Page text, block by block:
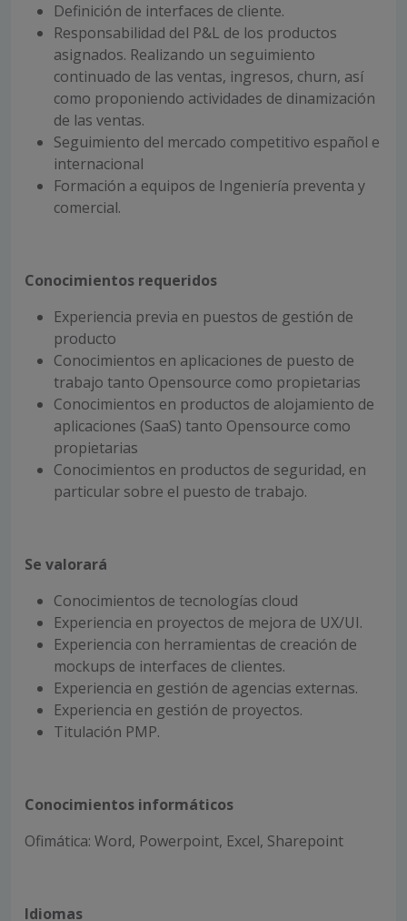
Definición de interfaces de cliente.
Responsabilidad del P&L de los productos
asignados. Realizando un seguimiento
continuado de las ventas, ingresos, churn, así
como proponiendo actividades de dinamización
de las ventas.
Seguimiento del mercado competitivo español e
internacional
Formación a equipos de Ingeniería preventa y
comercial.
Conocimientos requeridos
Experiencia previa en puestos de gestión de
producto
Conocimientos en aplicaciones de puesto de
trabajo tanto Opensource como propietarias
Conocimientos en productos de alojamiento de
aplicaciones (SaaS) tanto Opensource como
propietarias
Conocimientos en productos de seguridad, en
particular sobre el puesto de trabajo.
Se valorará
Conocimientos de tecnologías cloud
Experiencia en proyectos de mejora de UX/UI.
Experiencia con herramientas de creación de
mockups de interfaces de clientes.
Experiencia en gestión de agencias externas.
Experiencia en gestión de proyectos.
Titulación PMP.
Conocimientos informáticos
Ofimática: Word, Powerpoint, Excel, Sharepoint
Idiomas